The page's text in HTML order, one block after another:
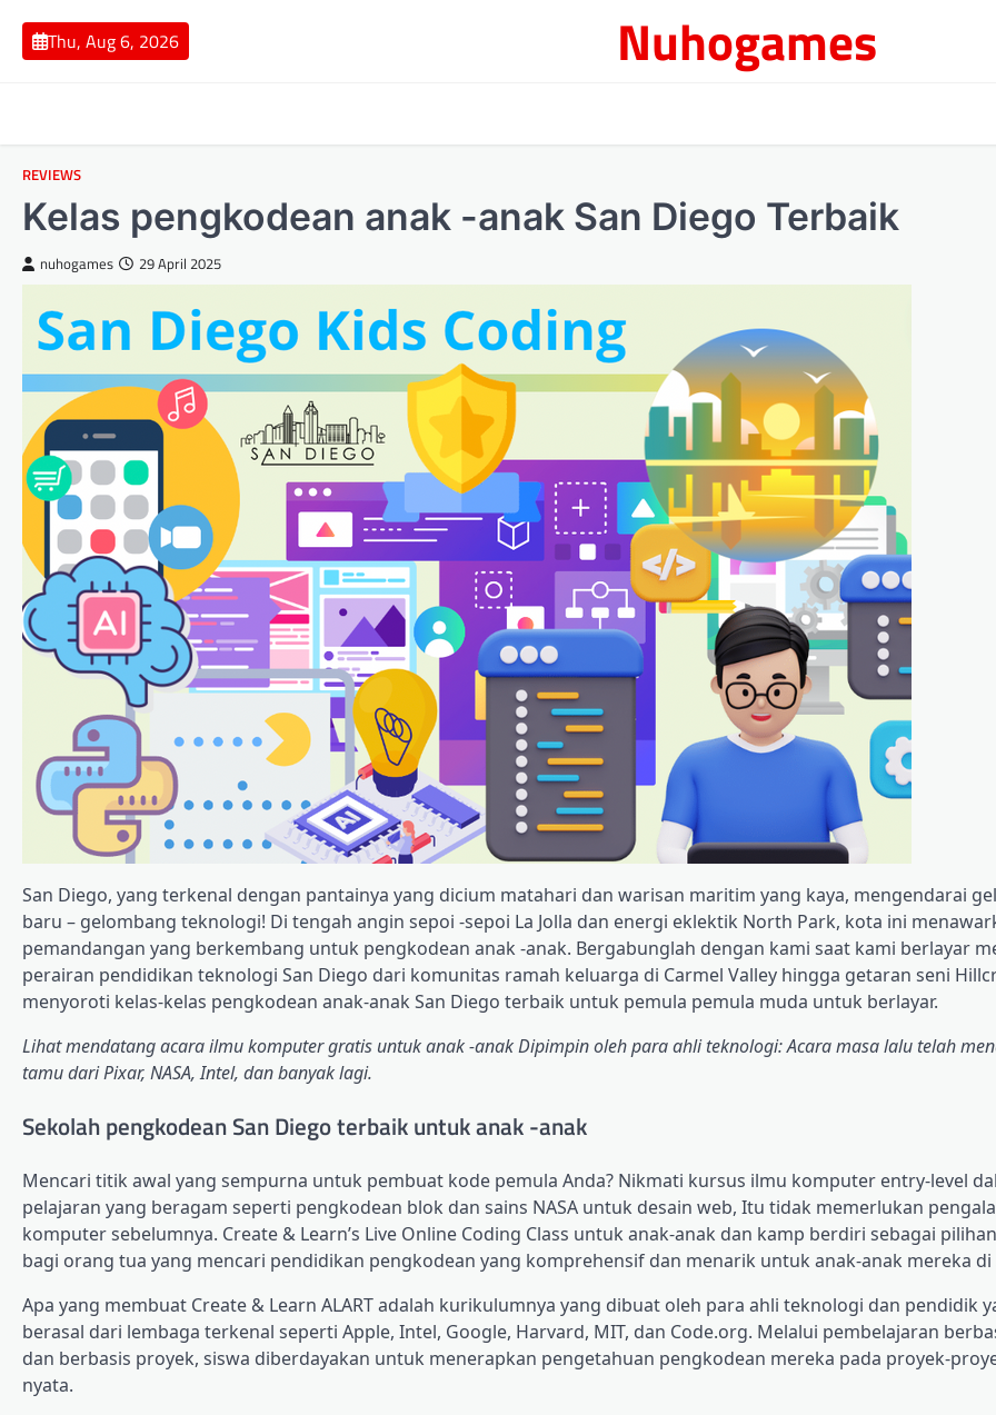
content
Thu, Aug 6, 2026 Nuhogames
REVIEWS
Kelas pengkodean anak -anak San Diego Terbaik
nuhogames 29 April 2025
San Diego, yang terkenal dengan pantainya yang dicium matahari dan warisan maritim yang kaya, mengendarai
baru – gelombang teknologi! Di tengah angin sepoi -sepoi La Jolla dan energi eklektik North Park, kota ini
pemandangan yang berkembang untuk pengkodean anak -anak. Bergabunglah dengan kami saat kami berlayar
perairan pendidikan teknologi San Diego dari komunitas ramah keluarga di Carmel Valley hingga getaran seni
menyoroti kelas-kelas pengkodean anak-anak San Diego terbaik untuk pemula pemula muda untuk berlayar.
Lihat mendatangacara ilmu komputer gratis untuk anak -anakDipimpin oleh para ahli teknologi: Acara masa lalu telah
tamu dari Pixar, NASA, Intel, dan banyak lagi.
Sekolah pengkodean San Diego terbaik untuk anak -anak
Mencari titik awal yang sempurna untuk pembuat kode pemula Anda? Nikmati kursus ilmu komputer entry-level
pelajaran yang beragam seperti pengkodean blok dan sains NASA untuk desain web, Itu tidak memerlukan
komputer sebelumnya. Create & Learn’s Live Online Coding Class untuk anak-anak dan kamp berdiri sebagai
bagi orang tua yang mencari pendidikan pengkodean yang komprehensif dan menarik untuk anak-anak mereka di
Apa yang membuat Create & Learn ALART adalah kurikulumnya yang dibuat oleh para ahli teknologi dan pendidik
berasal dari lembaga terkenal seperti Apple, Intel, Google, Harvard, MIT, dan Code.org. Melalui pembelajaran
dan berbasis proyek, siswa diberdayakan untuk menerapkan pengetahuan pengkodean mereka pada proyek-
nyata.